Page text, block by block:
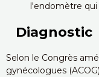
l'endomètre
Diagnostic
Selon le Congrès
gynécologues